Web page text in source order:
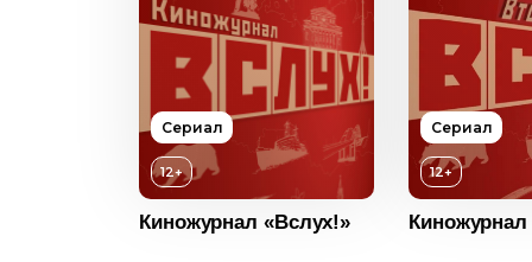
Сериал
12+
Киножурнал «Вслух!»
Сериал
12+
Возраст
Страна